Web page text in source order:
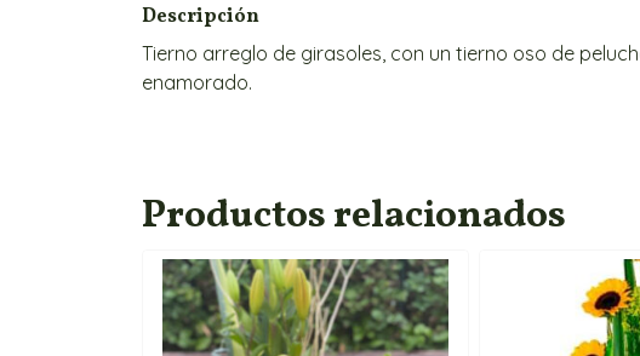
Descripción
Tierno arreglo de girasoles, con un tierno oso de
enamorado.
Productos relacionados